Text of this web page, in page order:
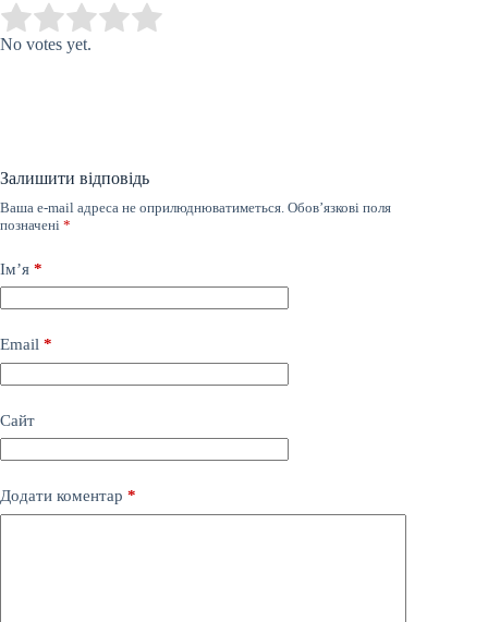
Rate this item:
No votes yet.
Залишити відповідь
Ваша e-mail адреса не оприлюднюватиметься. Обов’язкові поля
позначені *
Ім’я *
Email *
Сайт
Додати коментар *